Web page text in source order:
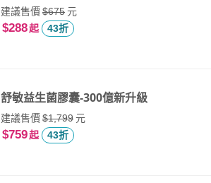
建議售價$675元
$288起 43折
舒敏益生菌膠囊-300億新升級
建議售價$1,799元
$759起 43折